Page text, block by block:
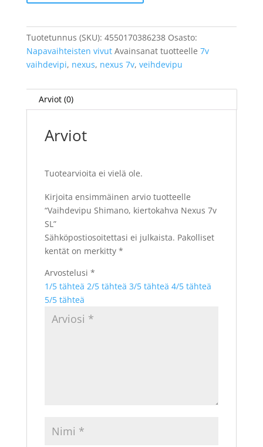
kiertokahva
7v
SL
määrä
Tuotetunnus (SKU): 4550170386238 Osasto:
Napavaihteisten vivut Avainsanat tuotteelle 7v
vaihdevipi, nexus, nexus 7v, veihdevipu
Arviot (0)
Arviot
Tuotearvioita ei vielä ole.
Kirjoita ensimmäinen arvio tuotteelle
“Vaihdevipu Shimano, kiertokahva Nexus 7v
SL”
Sähköpostiosoitettasi ei julkaista. Pakolliset
kentät on merkitty *
Arvostelusi *
1/5 tähteä 2/5 tähteä 3/5 tähteä 4/5 tähteä
5/5 tähteä